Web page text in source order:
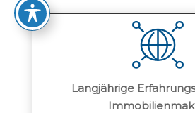
Langjährige